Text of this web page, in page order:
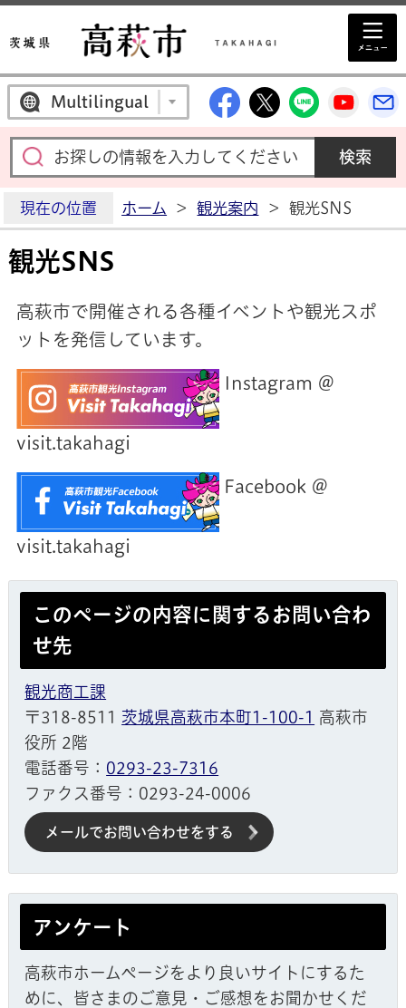
Multilingual 高萩市公式
高萩市公式X
高萩市
高
現在の位置 ホーム > 観光案内 > 観光SNS
観光SNS
高萩市で開催される各種イベントや観光スポ
ットを発信しています。
Instagram ＠
visit.takahagi
Facebook ＠
visit.takahagi
このページの内容に関するお問い合わ
せ先
観光商工課
〒318-8511 茨城県高萩市本町1-100-1 高萩市
役所 2階
電話番号： 0293-23-7316
ファクス番号：0293-24-0006
メールでお問い合わせをする
アンケート
高萩市ホームページをより良いサイトにするた
めに、皆さまのご意見・ご感想をお聞かせくだ